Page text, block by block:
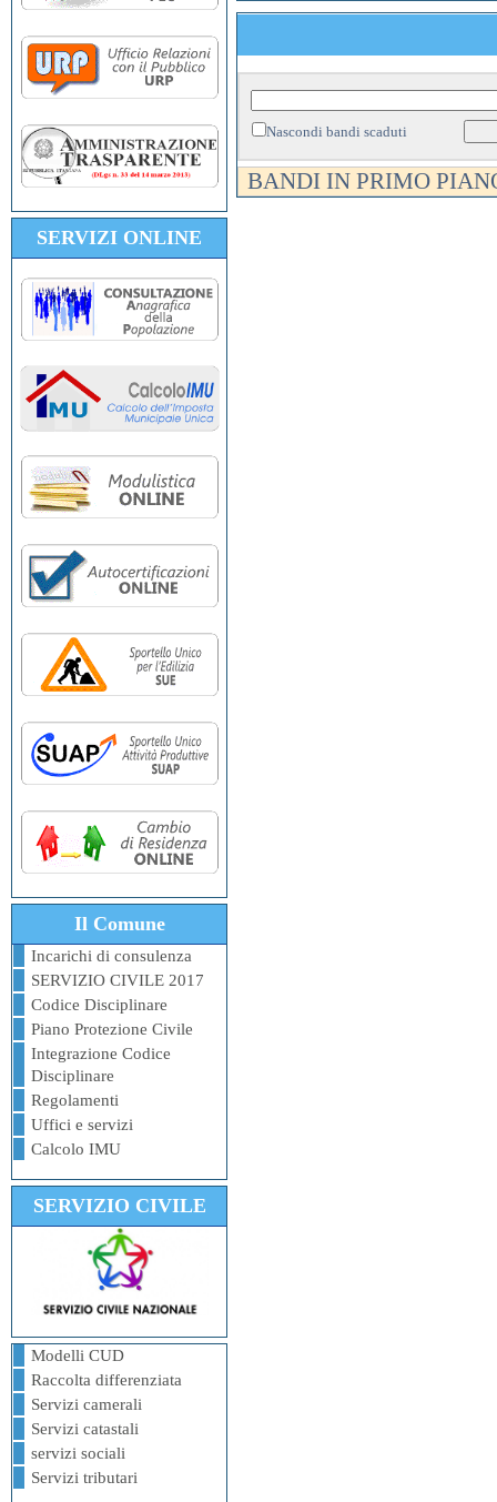
SERVIZI ONLINE
Il Comune
Incarichi di consulenza
SERVIZIO CIVILE 2017
Codice Disciplinare
Piano Protezione Civile
Integrazione Codice
Disciplinare
Regolamenti
Uffici e servizi
Calcolo IMU
SERVIZIO CIVILE
Modelli CUD
Raccolta differenziata
Servizi camerali
Servizi catastali
servizi sociali
Servizi tributari
Nascondi bandi scaduti
BANDI IN PRIMO